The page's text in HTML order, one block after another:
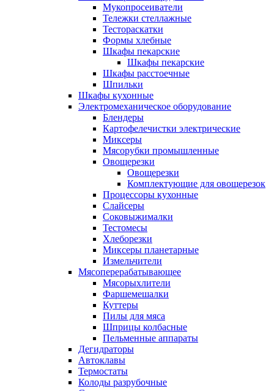
Мукопросеиватели
Тележки стеллажные
Тестораскатки
Формы хлебные
Шкафы пекарские
Шкафы пекарские
Шкафы расстоечные
Шпильки
Шкафы кухонные
Электромеханическое оборудование
Блендеры
Картофелечистки электрические
Миксеры
Мясорубки промышленные
Овощерезки
Овощерезки
Комплектующие для овощерезок
Процессоры кухонные
Слайсеры
Соковыжималки
Тестомесы
Хлеборезки
Миксеры планетарные
Измельчители
Мясоперерабатывающее
Мясорыхлители
Фаршемешалки
Куттеры
Пилы для мяса
Шприцы колбасные
Пельменные аппараты
Дегидраторы
Автоклавы
Термостаты
Колоды разрубочные